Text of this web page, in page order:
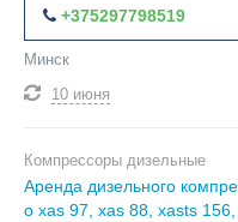
+375297798519
Минск
10 июня
Компрессоры дизельные
Аренда дизельного
o xas 97, xas 88, xasts